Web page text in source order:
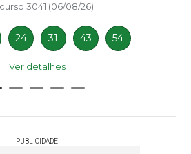
3041 (06/08/26)
24 31 43 54
Ver detalhes
PUBLICIDADE